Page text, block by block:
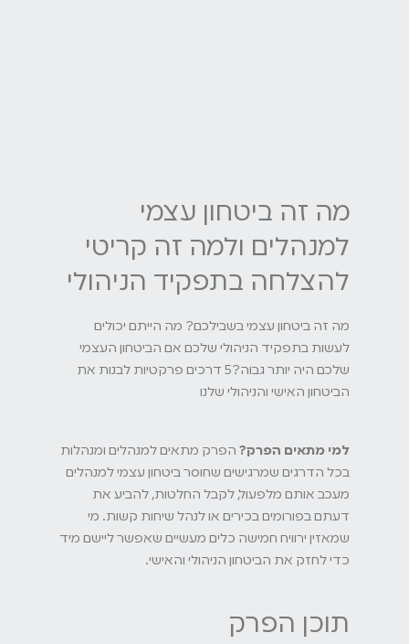
מה זה ביטחון עצמי
למנהלים ולמה זה קריטי
להצלחה בתפקיד הניהולי
מה זה ביטחון עצמי בשבילכם? מה הייתם יכולים
לעשות בתפקיד הניהולי שלכם אם הביטחון העצמי
שלכם היה יותר גבוה?5 דרכים פרקטיות לבנות את
הביטחון האישי והניהולי שלנו
למי מתאים הפרק? הפרק מתאים למנהלים ומנהלות
בכל הדרגים שמרגישים שחוסר ביטחון עצמי למנהלים
מעכב אותם מלפעול, לקבל החלטות, להביע את
דעתם בפורומים בכירים או לנהל שיחות קשות. מי
שמאזין ירוויח חמישה כלים מעשיים שאפשר ליישם מיד
כדי לחזק את הביטחון הניהולי והאישי.
תוכן הפרק